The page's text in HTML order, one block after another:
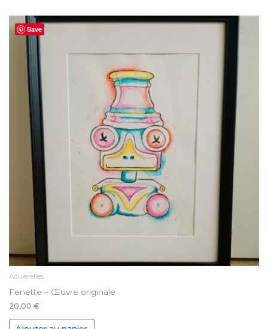
Save
Aquarelles
Fenette – Œuvre originale
20,00 €